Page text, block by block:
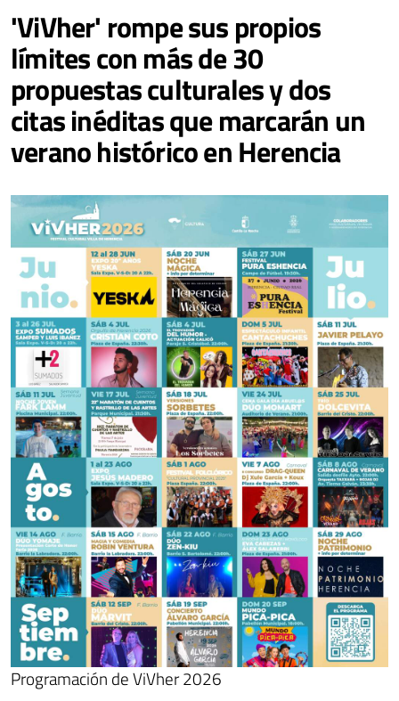
'ViVher' rompe sus propios
límites con más de 30
propuestas culturales y dos
citas inéditas que marcarán un
verano histórico en Herencia
Programación de ViVher 2026